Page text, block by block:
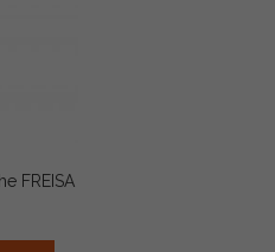
FREISA